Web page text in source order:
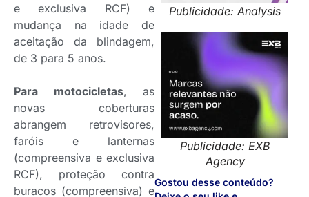
Publicidade: Analysis
Publicidade: EXB
Agency
Gostou desse conteúdo?
e exclusiva RCF) e
mudança na idade de
aceitação da blindagem,
de 3 para 5 anos.
Para motocicletas, as
novas coberturas
abrangem retrovisores,
faróis e lanternas
(compreensiva e exclusiva
RCF), proteção contra
buracos (compreensiva) e